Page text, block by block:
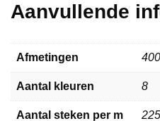
Aanvullende
Afmetingen
Aantal kleuren 8
Aantal steken per m